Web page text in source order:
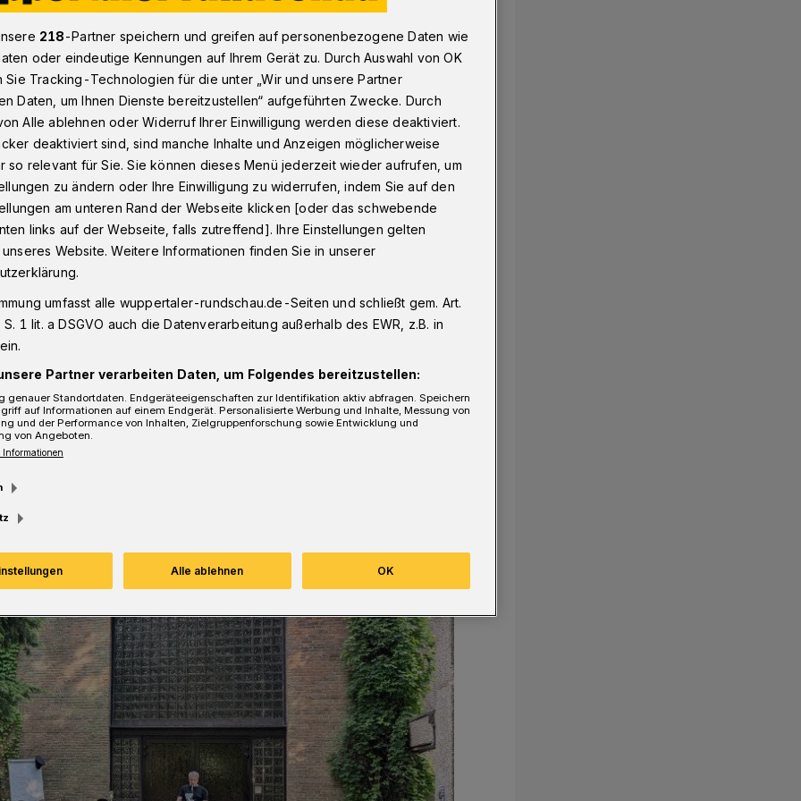
Slam“ am 18. Juni in Wuppertal
life-Slam“ in
und Tod. Oder viel besser: Um Texte
Am 18. Juni 2025 ab 18 Uhr
und -akrobaten solche beim „2.
218-Partner speichern und greifen auf personenbezogene Daten wie
oder eindeutige Kennungen auf Ihrem Gerät zu. Durch Auswahl von OK
Sie Tracking-Technologien für die unter „Wir und unsere Partner
Daten, um Ihnen Dienste bereitzustellen“ aufgeführten Zwecke. Durch
Alle ablehnen oder Widerruf Ihrer Einwilligung werden diese deaktiviert.
deaktiviert sind, sind manche Inhalte und Anzeigen möglicherweise
so relevant für Sie. Sie können dieses Menü jederzeit wieder aufrufen, um
zu ändern oder Ihre Einwilligung zu widerrufen, indem Sie auf den
am unteren Rand der Webseite klicken [oder das schwebende
links auf der Webseite, falls zutreffend]. Ihre Einstellungen gelten
Website. Weitere Informationen finden Sie in unserer
umfasst alle wuppertaler-rundschau.de-Seiten und schließt gem. Art.
1 lit. a DSGVO auch die Datenverarbeitung außerhalb des EWR, z.B. in
Partner verarbeiten Daten, um Folgendes bereitzustellen:
genauer Standortdaten. Endgeräteeigenschaften zur Identifikation aktiv abfragen. Speichern
auf Informationen auf einem Endgerät. Personalisierte Werbung und Inhalte, Messung von
und der Performance von Inhalten, Zielgruppenforschung sowie Entwicklung und
von Angeboten.
Alle ablehnen OK